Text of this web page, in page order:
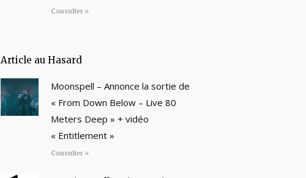
Consulter »
Article au Hasard
Moonspell – Annonce la sortie de
« From Down Below – Live 80
Meters Deep » + vidéo
« Entitlement »
Consulter »